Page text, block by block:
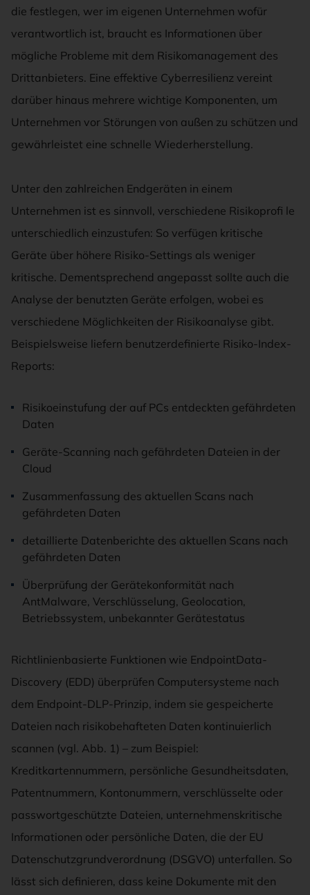
die festlegen, wer im eigenen Unternehmen wofür
verantwortlich ist, braucht es Informationen über
mögliche Probleme mit dem Risikomanagement des
Drittanbieters. Eine effektive Cyberresilienz vereint
darüber hinaus mehrere wichtige Komponenten, um
Unternehmen vor Störungen von außen zu schützen und
gewährleistet eine schnelle Wiederherstellung.
Unter den zahlreichen Endgeräten in einem
Unternehmen ist es sinnvoll, verschiedene Risikoprofi le
unterschiedlich einzustufen: So verfügen kritische
Geräte über höhere Risiko-Settings als weniger
kritische. Dementsprechend angepasst sollte auch die
Analyse der benutzten Geräte erfolgen, wobei es
verschiedene Möglichkeiten der Risikoanalyse gibt.
Beispielsweise liefern benutzerdefinierte Risiko-Index-
Reports:
Risikoeinstufung der auf PCs entdeckten gefährdeten
Daten
Geräte-Scanning nach gefährdeten Dateien in der
Cloud
Zusammenfassung des aktuellen Scans nach
gefährdeten Daten
detaillierte Datenberichte des aktuellen Scans nach
gefährdeten Daten
Überprüfung der Gerätekonformität nach
AntMalware, Verschlüsselung, Geolocation,
Betriebssystem, unbekannter Gerätestatus
Richtlinienbasierte Funktionen wie EndpointData-
Discovery (EDD) überprüfen Computersysteme nach
dem Endpoint-DLP-Prinzip, indem sie gespeicherte
Dateien nach risikobehafteten Daten kontinuierlich
scannen (vgl. Abb. 1) – zum Beispiel:
Kreditkartennummern, persönliche Gesundheitsdaten,
Patentnummern, Kontonummern, verschlüsselte oder
passwortgeschützte Dateien, unternehmenskritische
Informationen oder persönliche Daten, die der EU
Datenschutzgrundverordnung (DSGVO) unterfallen. So
lässt sich definieren, dass keine Dokumente mit den